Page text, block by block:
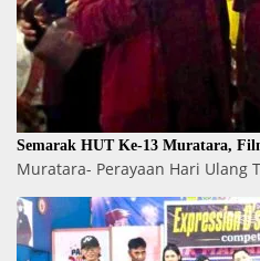
Semarak HUT Ke-13 Muratara,
Muratara- Perayaan Hari Ulang